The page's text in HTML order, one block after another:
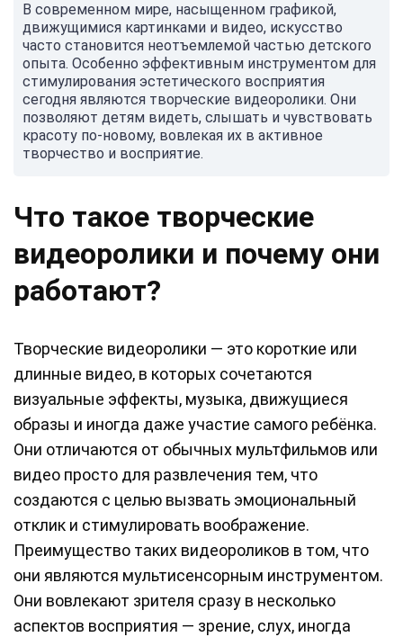
В современном мире, насыщенном графикой,
движущимися картинками и видео, искусство
часто становится неотъемлемой частью детского
опыта. Особенно эффективным инструментом для
стимулирования эстетического восприятия
сегодня являются творческие видеоролики. Они
позволяют детям видеть, слышать и чувствовать
красоту по-новому, вовлекая их в активное
творчество и восприятие.
Что такое творческие
видеоролики и почему они
работают?
Творческие видеоролики — это короткие или
длинные видео, в которых сочетаются
визуальные эффекты, музыка, движущиеся
образы и иногда даже участие самого ребёнка.
Они отличаются от обычных мультфильмов или
видео просто для развлечения тем, что
создаются с целью вызвать эмоциональный
отклик и стимулировать воображение.
Преимущество таких видеороликов в том, что
они являются мультисенсорным инструментом.
Они вовлекают зрителя сразу в несколько
аспектов восприятия — зрение, слух, иногда